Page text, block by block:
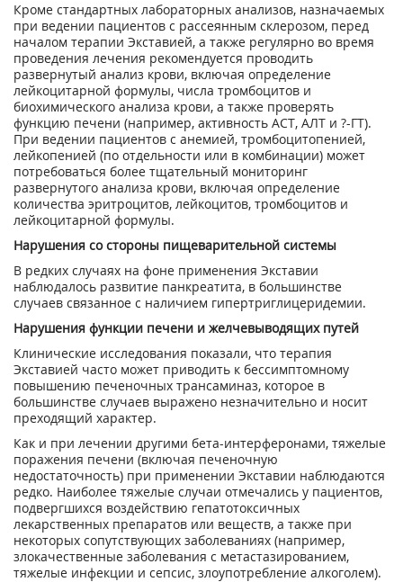
Кроме стандартных лабораторных анализов, назначаемых
при ведении пациентов с рассеянным склерозом, перед
началом терапии Экставией, а также регулярно во время
проведения лечения рекомендуется проводить
развернутый анализ крови, включая определение
лейкоцитарной формулы, числа тромбоцитов и
биохимического анализа крови, а также проверять
функцию печени (например, активность ACT, АЛТ и ?-ГТ).
При ведении пациентов с анемией, тромбоцитопенией,
лейкопенией (по отдельности или в комбинации) может
потребоваться более тщательный мониторинг
развернутого анализа крови, включая определение
количества эритроцитов, лейкоцитов, тромбоцитов и
лейкоцитарной формулы.
Нарушения со стороны пищеварительной системы
В редких случаях на фоне применения Экставии
наблюдалось развитие панкреатита, в большинстве
случаев связанное с наличием гипертриглицеридемии.
Нарушения функции печени и желчевыводящих путей
Клинические исследования показали, что терапия
Экставией часто может приводить к бессимптомному
повышению печеночных трансаминаз, которое в
большинстве случаев выражено незначительно и носит
преходящий характер.
Как и при лечении другими бета-интерферонами, тяжелые
поражения печени (включая печеночную
недостаточность) при применении Экставии наблюдаются
редко. Наиболее тяжелые случаи отмечались у пациентов,
подвергшихся воздействию гепатотоксичных
лекарственных препаратов или веществ, а также при
некоторых сопутствующих заболеваниях (например,
злокачественные заболевания с метастазированием,
тяжелые инфекции и сепсис, злоупотребление алкоголем).